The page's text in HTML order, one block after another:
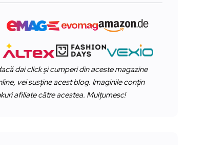
dai click și cumperi din aceste magazine
vei susține acest blog. Imaginile conțin
afiliate către acestea. Mulțumesc!